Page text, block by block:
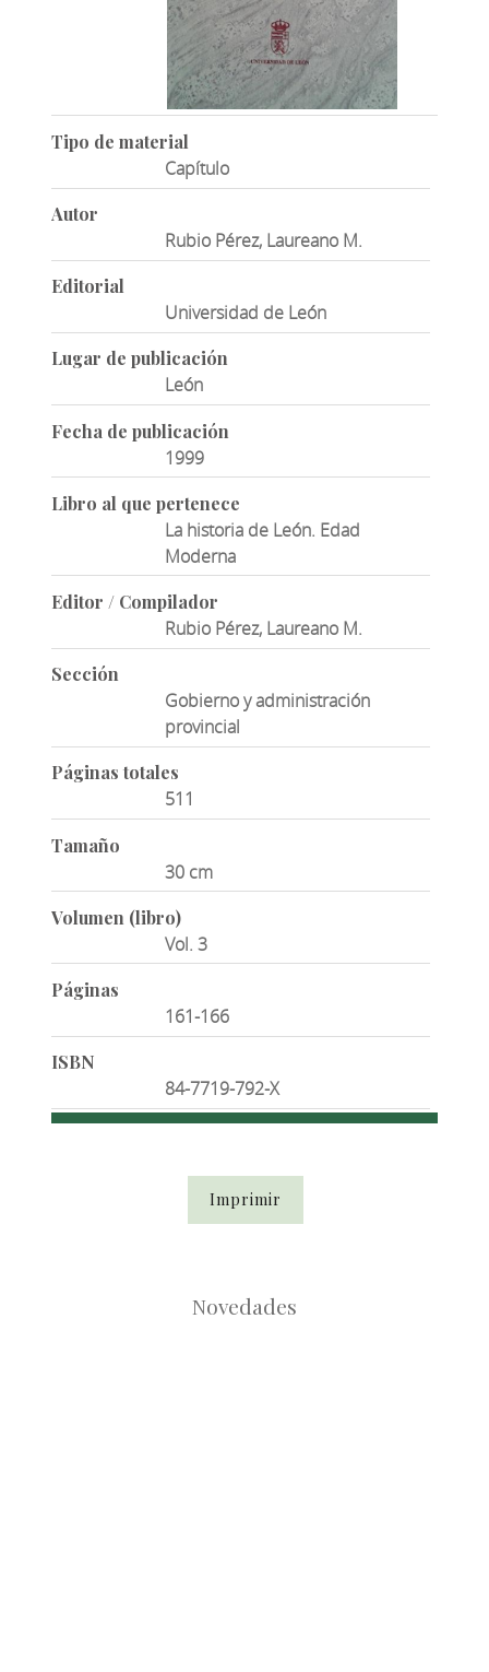
Tipo de material
Capítulo
Autor
Rubio Pérez, Laureano M.
Editorial
Universidad de León
Lugar de publicación
León
Fecha de publicación
1999
Libro al que pertenece
La historia de León. Edad
Moderna
Editor / Compilador
Rubio Pérez, Laureano M.
Sección
Gobierno y administración
provincial
Páginas totales
511
Tamaño
30 cm
Volumen (libro)
Vol. 3
Páginas
161-166
ISBN
84-7719-792-X
Imprimir
Novedades